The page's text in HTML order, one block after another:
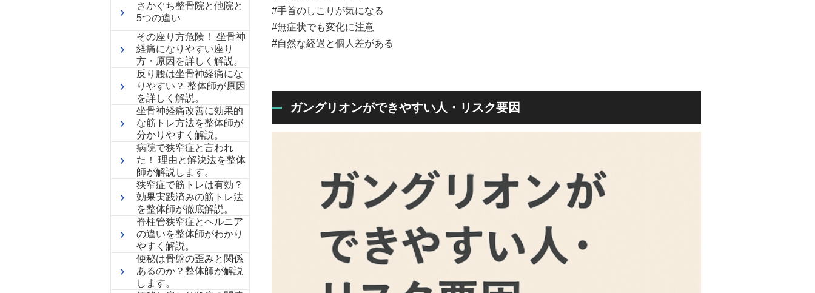
さかぐち整骨院と他院と
5つの違い
その座り方危険！ 坐骨神
経痛になりやすい座り
方・原因を詳しく解説。
反り腰は坐骨神経痛にな
りやすい？ 整体師が原因
を詳しく解説。
坐骨神経痛改善に効果的
な筋トレ方法を整体師が
分かりやすく解説。
病院で狭窄症と言われ
た！ 理由と解決法を整体
師が解説します。
狭窄症で筋トレは有効？
効果実践済みの筋トレ法
を整体師が徹底解説。
脊柱管狭窄症とヘルニア
の違いを整体師がわかり
やすく解説。
便秘は骨盤の歪みと関係
あるのか？整体師が解説
します。
#手首のしこりが気になる
#無症状でも変化に注意
#自然な経過と個人差がある
ガングリオンができやすい人・リスク要因